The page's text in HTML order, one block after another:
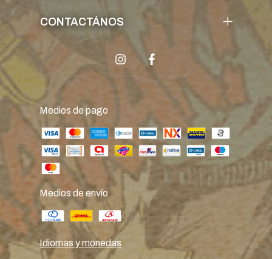
CONTACTÁNOS
Medios de pago
Medios de envío
Idiomas y monedas